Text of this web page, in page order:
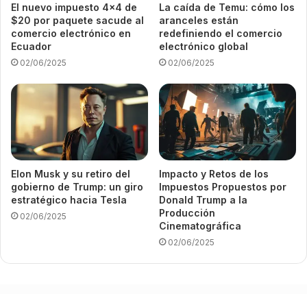
El nuevo impuesto 4×4 de
$20 por paquete sacude al
comercio electrónico en
Ecuador
02/06/2025
La caída de Temu: cómo los
aranceles están
redefiniendo el comercio
electrónico global
02/06/2025
Elon Musk y su retiro del
gobierno de Trump: un giro
estratégico hacia Tesla
02/06/2025
Impacto y Retos de los
Impuestos Propuestos por
Donald Trump a la
Producción
Cinematográfica
02/06/2025